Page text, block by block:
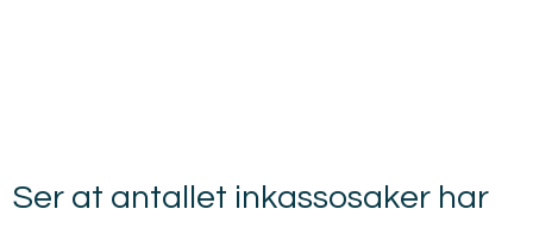
Ser at antallet inkassosaker har